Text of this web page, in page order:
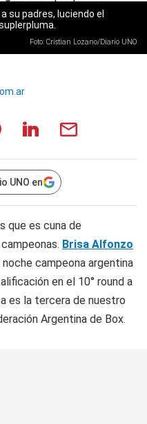
su padres, luciendo el
Foto: Cristian Lozano/Diario UNO
UNO en
que es cuna de
Brisa Alfonzo
campeona argentina
en el 10° round a
es la tercera de nuestro
Argentina de Box.